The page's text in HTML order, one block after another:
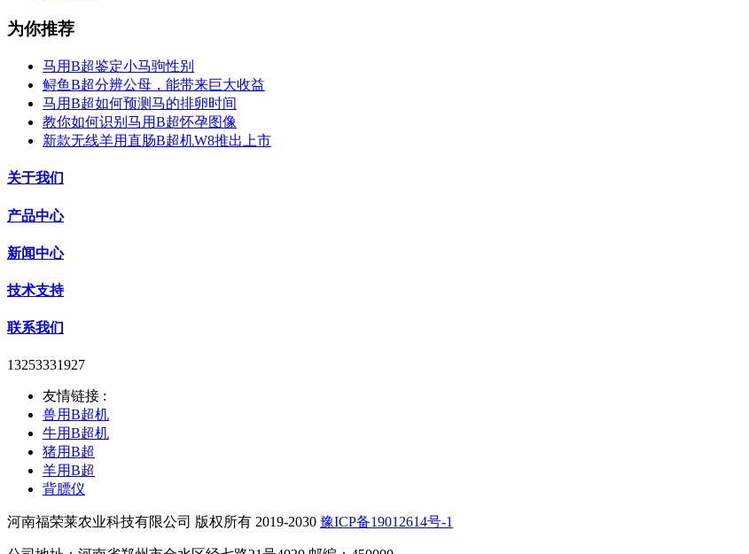
为你推荐
马用B超鉴定小马驹性别
鲟鱼B超分辨公母，能带来巨大收益
马用B超如何预测马的排卵时间
教你如何识别马用B超怀孕图像
新款无线羊用直肠B超机W8推出上市
关于我们
产品中心
新闻中心
技术支持
联系我们
13253331927
友情链接 :
兽用B超机
牛用B超机
猪用B超
羊用B超
背膘仪
河南福荣莱农业科技有限公司 版权所有 2019-2030 豫ICP备19012614号-1